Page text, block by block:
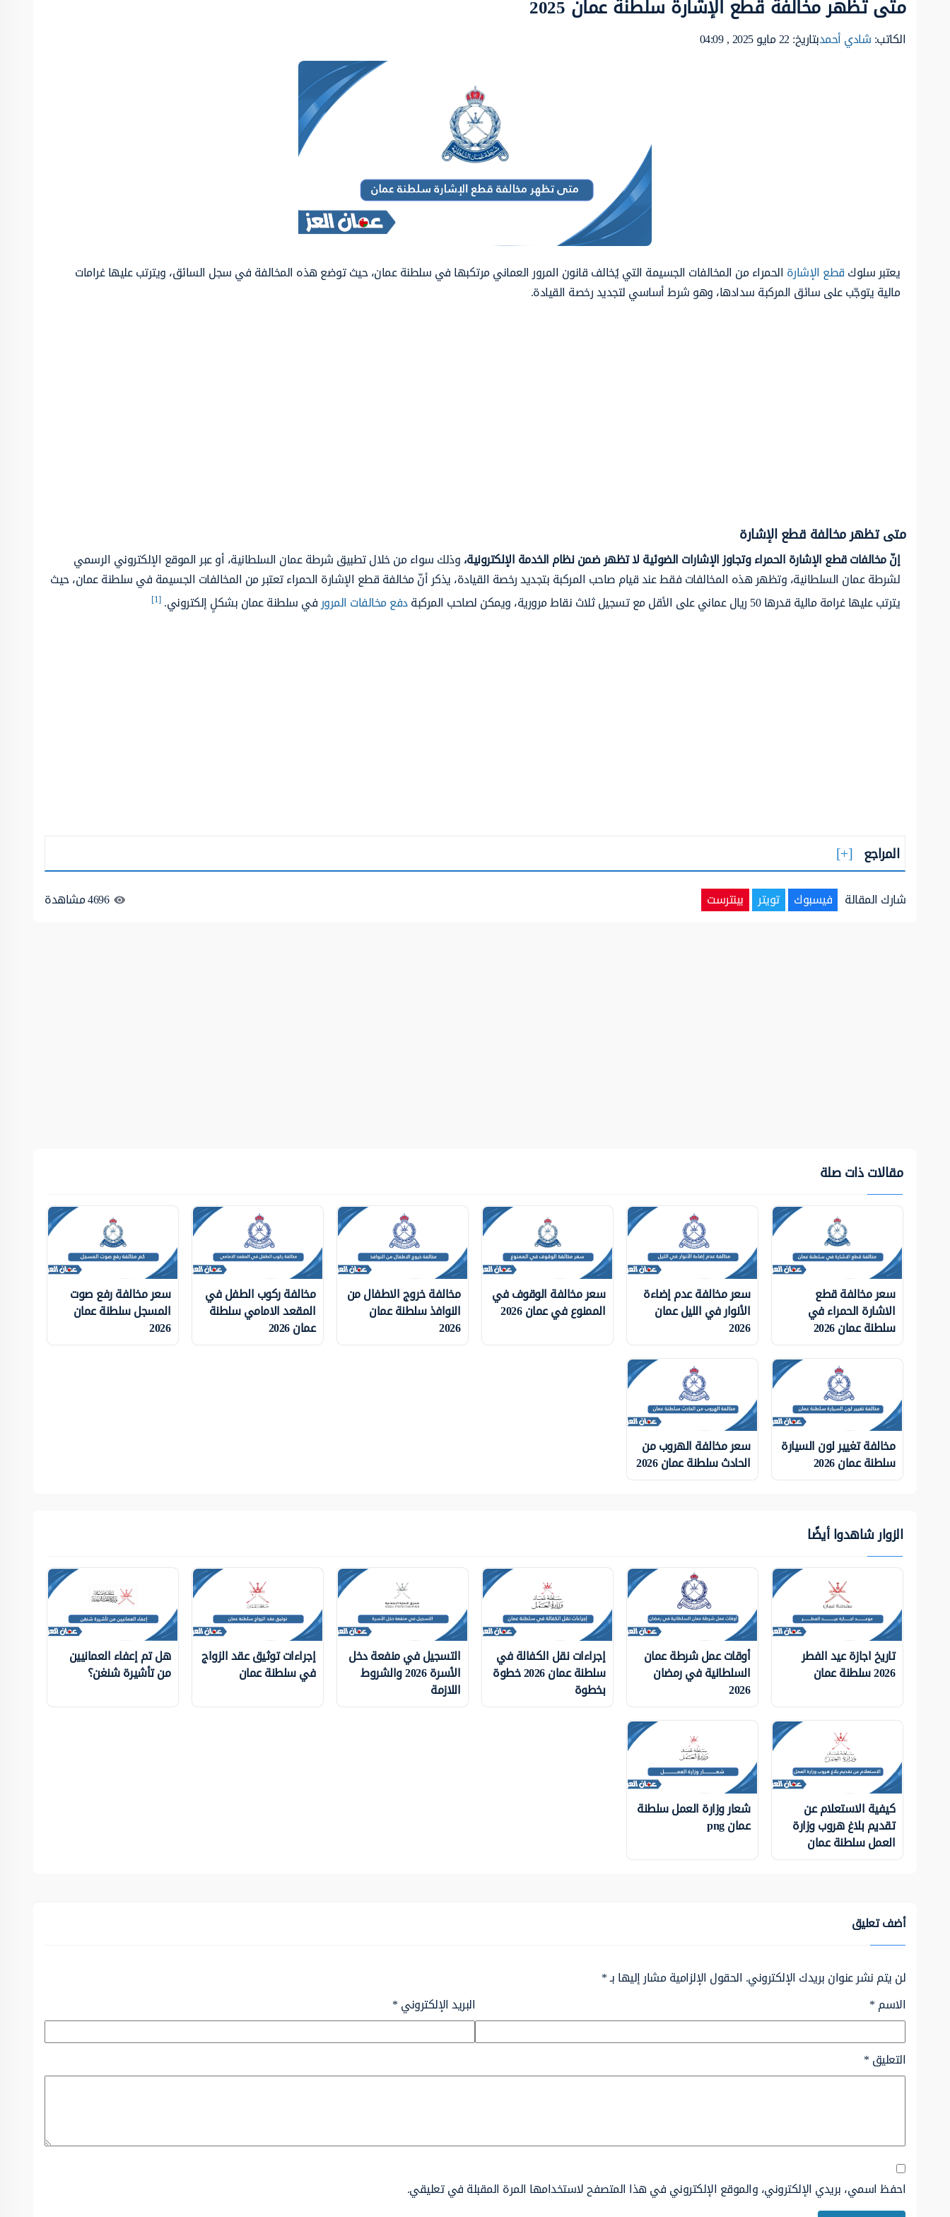
متى تظهر مخالفة قطع الإشارة سلطنة عمان 2025
الكاتب:شادي أحمدبتاريخ: 22 مايو 2025 , 04:09
يعتبر سلوكقطع الإشارة الحمراء من المخالفات الجسيمة التي يُخالف قانون المرور العماني مرتكبها في سلطنة عمان، حيث توضع هذه المخالفة في سجل السائق، ويترتب عليها غرامات
مالية يتوجّب على سائق المركبة سدادها، وهو شرط أساسي لتجديد رخصة القيادة.
متى تظهر مخالفة قطع الإشارة
إنّ مخالفات قطع الإشارة الحمراء وتجاوز الإشارات الضوئية لا تظهر ضمن نظام الخدمة الإلكترونية،وذلك سواء من خلال تطبيق شرطة عمان السلطانية، أو عبر الموقع الإلكتروني الرسمي
لشرطة عمان السلطانية، وتظهر هذه المخالفات فقط عند قيام صاحب المركبة بتجديد رخصة القيادة، يذكر أنّ مخالفة قطع الإشارة الحمراء تعتبر من المخالفات الجسيمة في سلطنة عمان، حيث
يترتب عليها غرامة مالية قدرها 50 ريال عماني على الأقل مع تسجيل ثلاث نقاط مرورية، ويمكن لصاحب المركبة
دفع مخالفات المرورفي سلطنة عمان بشكلٍ إلكتروني.[1]
المراجع
شارك المقالة فيسبوك تويتر بينترست 4696مشاهدة
مقالات ذات صلة
سعر مخالفة قطع
الاشارة الحمراء في
سلطنة عمان 2026
سعر مخالفة عدم إضاءة
الأنوار في الليل عمان
2026
سعر مخالفة الوقوف في
الممنوع في عمان 2026
مخالفة خروج الاطفال من
النوافذ سلطنة عمان
2026
مخالفة ركوب الطفل في
المقعد الامامي سلطنة
عمان 2026
سعر مخالفة رفع صوت
المسجل سلطنة عمان
2026
مخالفة تغيير لون السيارة
سلطنة عمان 2026
سعر مخالفة الهروب من
الحادث سلطنة عمان 2026
الزوار شاهدوا أيضًا
تاريخ اجازة عيد الفطر
2026 سلطنة عمان
أوقات عمل شرطة عمان
السلطانية في رمضان
2026
إجراءات نقل الكفالة في
سلطنة عمان 2026 خطوة
بخطوة
التسجيل في منفعة دخل
الأسرة 2026 والشروط
اللازمة
إجراءات توثيق عقد الزواج
في سلطنة عمان
هل تم إعفاء العمانيين
من تأشيرة شنغن؟
كيفية الاستعلام عن
تقديم بلاغ هروب وزارة
العمل سلطنة عمان
شعار وزارة العمل سلطنة
عمان png
أضف تعليق
لن يتم نشر عنوان بريدك الإلكتروني. الحقول الإلزامية مشار إليها بـ*
الاسم* البريد الإلكتروني*
التعليق*
احفظ اسمي، بريدي الإلكتروني، والموقع الإلكتروني في هذا المتصفح لاستخدامها المرة المقبلة في تعليقي.